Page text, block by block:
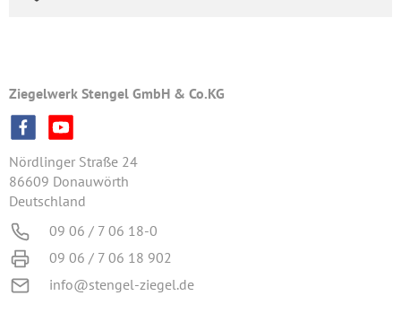
Ziegelwerk Stengel GmbH & Co.KG
Nördlinger Straße 24
86609 Donauwörth
Deutschland
09 06 / 7 06 18-0
09 06 / 7 06 18 902
info@stengel-ziegel.de